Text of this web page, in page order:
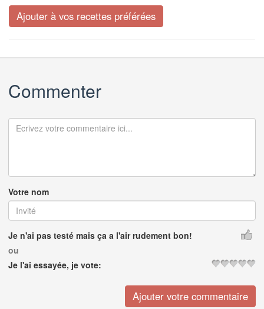
Commenter
Votre nom
Je n'ai pas testé mais ça a l'air rudement bon!
ou
Je l'ai essayée, je vote: